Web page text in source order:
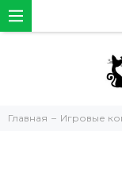
Главная Игровые